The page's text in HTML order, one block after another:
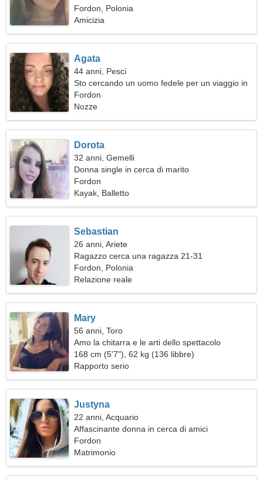
Fordon, Polonia
Amicizia
Agata
44 anni, Pesci
Sto cercando un uomo fedele per un viaggio in
comune
Fordon
Nozze
Dorota
32 anni, Gemelli
Donna single in cerca di marito
Fordon
Kayak, Balletto
Sebastian
26 anni, Ariete
Ragazzo cerca una ragazza 21-31
Fordon, Polonia
Relazione reale
Mary
56 anni, Toro
Amo la chitarra e le arti dello spettacolo
168 cm (5'7"), 62 kg (136 libbre)
Rapporto serio
Justyna
22 anni, Acquario
Affascinante donna in cerca di amici
Fordon
Matrimonio